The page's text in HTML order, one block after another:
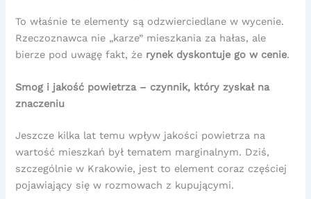
To właśnie te elementy są odzwierciedlane w wycenie.
Rzeczoznawca nie „karze” mieszkania za hałas, ale
bierze pod uwagę fakt, że rynek dyskontuje go w cenie.
Smog i jakość powietrza – czynnik, który zyskał na
znaczeniu
Jeszcze kilka lat temu wpływ jakości powietrza na
wartość mieszkań był tematem marginalnym. Dziś,
szczególnie w Krakowie, jest to element coraz częściej
pojawiający się w rozmowach z kupującymi.